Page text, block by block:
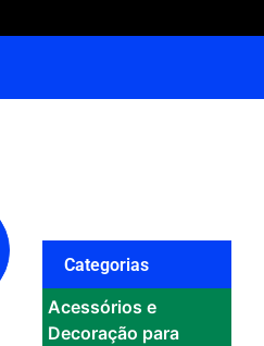
Categorias
Acessórios e
Decoração para